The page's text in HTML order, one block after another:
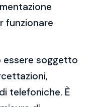
funzionare
essere soggetto
telefoniche. È